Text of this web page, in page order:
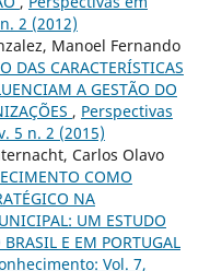
2 (2012)
Manoel Fernando
DAS CARACTERÍSTICAS
A GESTÃO DO
, Perspectivas
5 n. 2 (2015)
Carlos Olavo
COMO
NA
UM ESTUDO
E EM PORTUGAL
Vol. 7,